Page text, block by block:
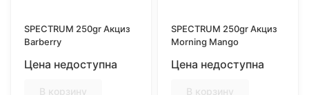
SPECTRUM 250gr Акциз
Barberry
Цена недоступна
В корзину
SPECTRUM 250gr Акциз
Morning Mango
Цена недоступна
В корзину